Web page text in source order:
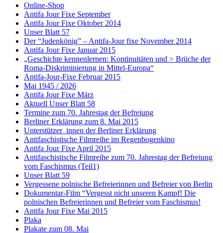
Online-Shop
Antifa Jour Fixe September
Antifa Jour Fixe Oktober 2014
Unser Blatt 57
Der “Judenkönig” – Antifa-Jour fixe November 2014
Antifa Jour Fixe Januar 2015
„Geschichte kennenlernen: Kontinuitäten und > Brüche der
Roma-Diskriminierung in Mittel-Europa“
Antifa-Jour-Fixe Februar 2015
Mai 1945 / 2026
Antifa Jour Fixe März
Aktuell Unser Blatt 58
Termine zum 70. Jahrestag der Befreiung
Berliner Erklärung zum 8. Mai 2015
Unterstützer_innen der Berliner Erklärung
Antifaschistische Filmreihe im Regenbogenkino
Antifa Jour Fixe April 2015
Antifaschistische Filmreihe zum 70. Jahrestag der Befreiung
vom Faschismus (Teil1)
Unser Blatt 59
Vergessene polnische Befreierinnen und Befreier von Berlin
Dokumentar-Film “Vergesst nicht unseren Kampf! Die
polnischen Befreierinnen und Befreier vom Faschismus!
Antifa Jour Fixe Mai 2015
Plaka
Plakate zum 08. Mai